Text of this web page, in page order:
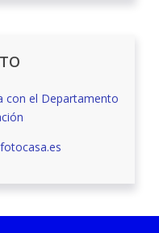
con el Departamento